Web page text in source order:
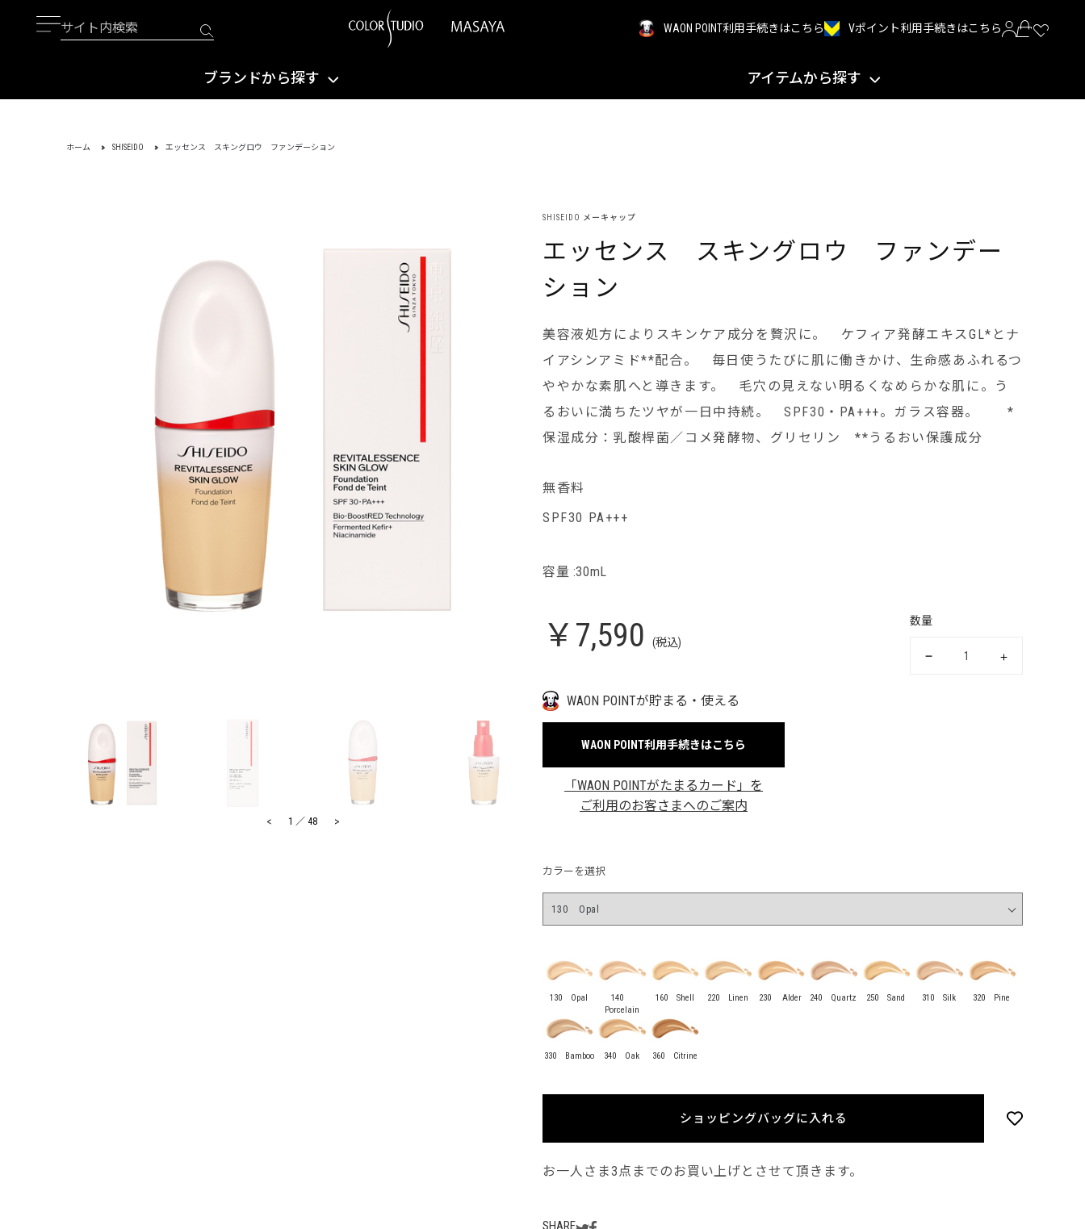
WAON POINT利用手続きはこちら Vポイント利用手続きはこちら
ブランドから探す アイテムから探す
ホーム SHISEIDO エッセンス スキングロウ ファンデーション
< >
1 ／ 48
SHISEIDO メーキャップ
エッセンス スキングロウ ファンデー
ション
美容液処方によりスキンケア成分を贅沢に。 ケフィア発酵エキスGL*とナ
イアシンアミド**配合。 毎日使うたびに肌に働きかけ、生命感あふれるつ
ややかな素肌へと導きます。 毛穴の見えない明るくなめらかな肌に。う
るおいに満ちたツヤが一日中持続。 SPF30・PA+++。ガラス容器。 *
保湿成分：乳酸桿菌／コメ発酵物、グリセリン **うるおい保護成分
無香料
SPF30 PA+++
容量 :30mL
￥7,590 (税込)
数量
WAON POINTが貯まる・使える
WAON POINT利用手続きはこちら
「WAON POINTがたまるカード」を
ご利用のお客さまへのご案内
カラーを選択
130 Opal
140
Porcelain
160 Shell 220 Linen 230 Alder 240 Quartz 250 Sand 310 Silk 320 Pine
330 Bamboo 340 Oak 360 Citrine
ショッピングバッグに入れる
お一人さま3点までのお買い上げとさせて頂きます。
SHARE